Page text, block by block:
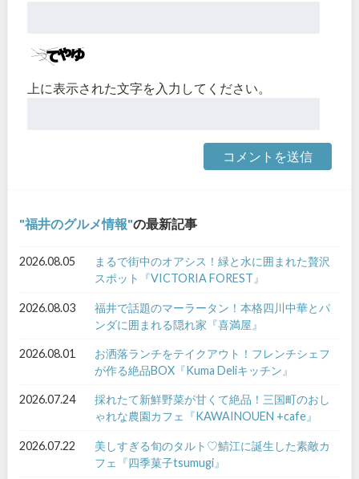
上に表示された文字を入力してください。
福井のグルメ情報 の最新記事
2026.08.05
まるで街中のオアシス！緑と水に囲まれた贅沢
スポット『VICTORIA FOREST』
2026.08.03
福井で話題のマーラータン！本格四川中華とパ
ンダに囲まれる隠れ家『喜満屋』
2026.08.01
お洒落ランチをテイクアウト！フレンチシェフ
が作る絶品BOX『Kuma Deliキッチン』
2026.07.24
採れたて新鮮野菜が甘くて絶品！三国町のおし
ゃれな農園カフェ『KAWAINOUEN +cafe』
2026.07.22
美しすぎる旬のタルト♡鯖江に誕生した素敵カ
フェ『四季菓子tsumugi』